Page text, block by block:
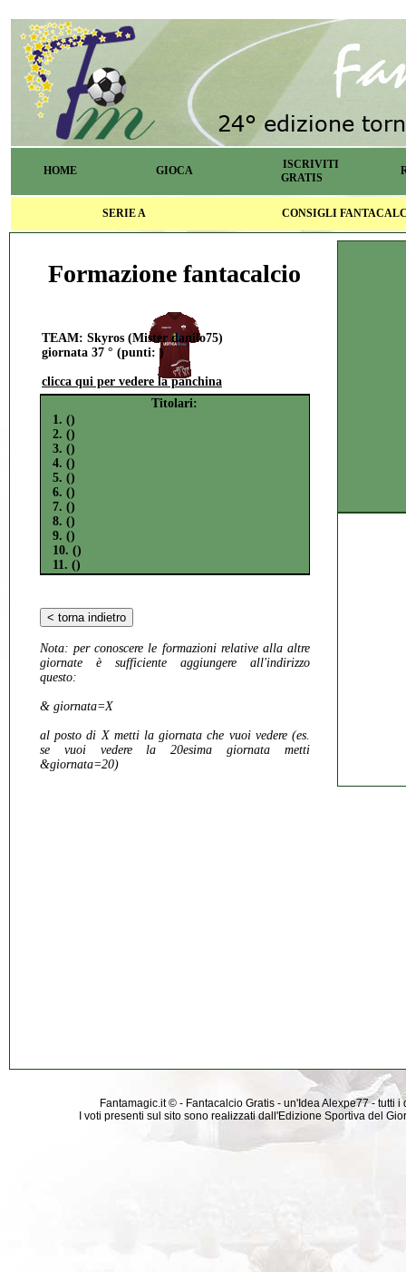
HOME GIOCA
ISCRIVITI
GRATIS
SERIE A CONSIGLI
Formazione fantacalcio
TEAM: Skyros (Mister danilo75)
giornata 37 ° (punti: )
clicca qui per vedere la panchina
Titolari:
1. ()
2. ()
3. ()
4. ()
5. ()
6. ()
7. ()
8. ()
9. ()
10. ()
11. ()
Nota: per conoscere le formazioni relative alla altre
giornate è sufficiente aggiungere all'indirizzo
questo:
& giornata=X
al posto di X metti la giornata che vuoi vedere (es.
se vuoi vedere la 20esima giornata metti
&giornata=20)
Fantamagic.it © - Fantacalcio Gratis - un'Idea Alexpe77 -
I voti presenti sul sito sono realizzati dall'Edizione Sportiva del